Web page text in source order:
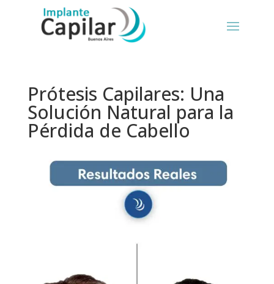
Prótesis Capilares: Una
Solución Natural para la
Pérdida de Cabello